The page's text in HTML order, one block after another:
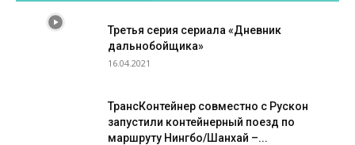
Третья серия сериала «Дневник
дальнобойщика»
16.04.2021
ТрансКонтейнер совместно с Рускон
запустили контейнерный поезд по
маршруту Нингбо/Шанхай –...